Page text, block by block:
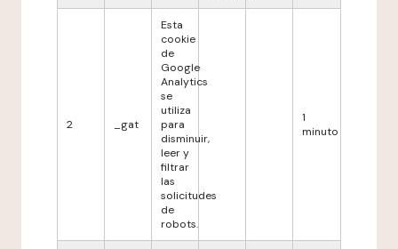
2 _gat
Esta
cookie
de
Google
Analytics
se
utiliza
para
disminuir,
leer y
filtrar
las
solicitudes
de
robots.
1
minuto